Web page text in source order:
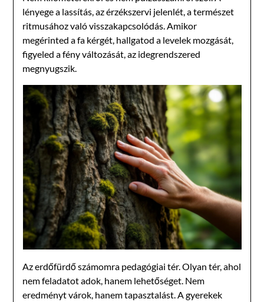
lényege a lassítás, az érzékszervi jelenlét, a természet
ritmusához való visszakapcsolódás. Amikor
megérinted a fa kérgét, hallgatod a levelek mozgását,
figyeled a fény változását, az idegrendszered
megnyugszik.
Az erdőfürdő számomra pedagógiai tér. Olyan tér, ahol
nem feladatot adok, hanem lehetőséget. Nem
eredményt várok, hanem tapasztalást. A gyerekek